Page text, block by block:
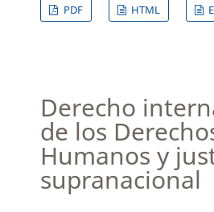
PDF
HTML
Derecho
de los
Humanos y
supranacional